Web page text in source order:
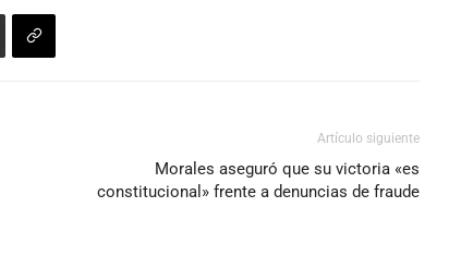
Artículo siguiente
Morales aseguró que su victoria «es
constitucional» frente a denuncias de fraude